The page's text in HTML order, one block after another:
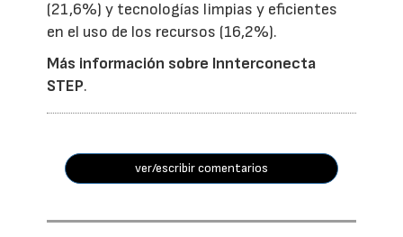
(21,6%) y tecnologías limpias y eficientes
en el uso de los recursos (16,2%).
Más información sobre Innterconecta
STEP.
ver/escribir comentarios